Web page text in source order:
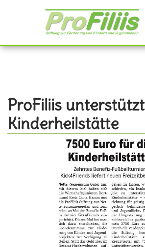
ProFiliis unterstützt
Kinderheilstätte